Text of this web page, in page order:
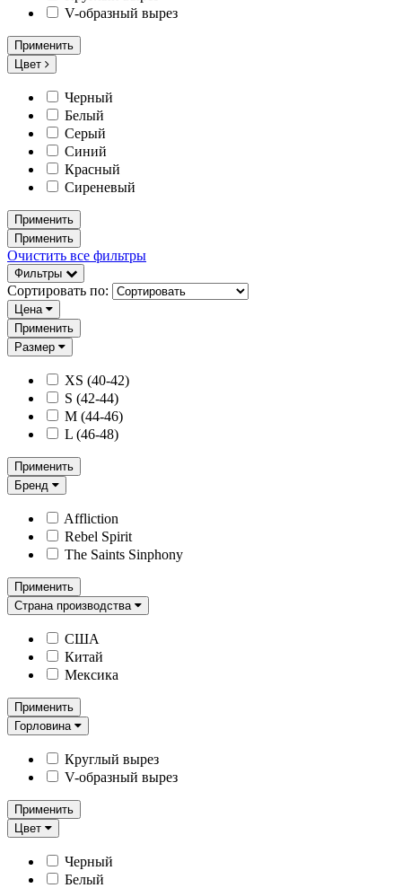
V-образный вырез
Применить
Цвет
Черный
Белый
Серый
Синий
Красный
Сиреневый
Применить
Применить
Очистить все фильтры
Фильтры
Сортировать по:
Цена
Применить
Размер
XS (40-42)
S (42-44)
M (44-46)
L (46-48)
Применить
Бренд
Affliction
Rebel Spirit
The Saints Sinphony
Применить
Страна производства
США
Китай
Мексика
Применить
Горловина
Круглый вырез
V-образный вырез
Применить
Цвет
Черный
Белый